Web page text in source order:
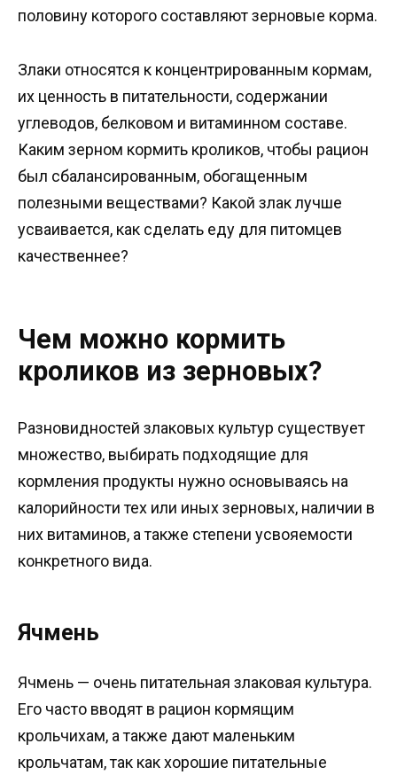
половину которого составляют зерновые корма.
Злаки относятся к концентрированным кормам,
их ценность в питательности, содержании
углеводов, белковом и витаминном составе.
Каким зерном кормить кроликов, чтобы рацион
был сбалансированным, обогащенным
полезными веществами? Какой злак лучше
усваивается, как сделать еду для питомцев
качественнее?
Чем можно кормить
кроликов из зерновых?
Разновидностей злаковых культур существует
множество, выбирать подходящие для
кормления продукты нужно основываясь на
калорийности тех или иных зерновых, наличии в
них витаминов, а также степени усвояемости
конкретного вида.
Ячмень
Ячмень — очень питательная злаковая культура.
Его часто вводят в рацион кормящим
крольчихам, а также дают маленьким
крольчатам, так как хорошие питательные